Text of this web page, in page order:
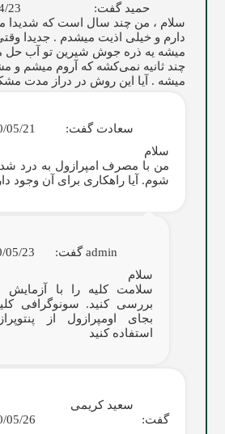
حمید گفت:
1400/
سلام ، من چند سال است که
دارم و خیلی اذیت میشدم . جدیدا
میشه یه ذره جوش شیرین تو آب حل
چند ثانیه نمی‌کشه که آروم میشم و
میشه . آیا این روش در دراز مدت
سعادت گفت:
1400/05/21
سلام
من با مصرف امپرازول به درد
شوم. آیا راهکاری برای آن وجود
admin گفت:
1400/05/23
سلام
سلامت کلیه را با آزمایش
بررسی کنید. سونوگرافی
استفاده کنید
سعید کریمی
گفت:
1400/05/26